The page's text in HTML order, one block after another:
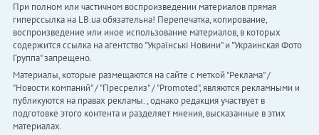
При полном или частичном воспроизведении материалов прямая
гиперссылка на LB.ua обязательна! Перепечатка, копирование,
воспроизведение или иное использование материалов, в которых
содержится ссылка на агентство "Українськi Новини" и "Украинская Фото
Группа" запрещено.
Материалы, которые размещаются на сайте с меткой "Реклама" /
"Новости компаний" / "Пресрелиз" / "Promoted", являются рекламными и
публикуются на правах рекламы. , однако редакция участвует в
подготовке этого контента и разделяет мнения, высказанные в этих
материалах.